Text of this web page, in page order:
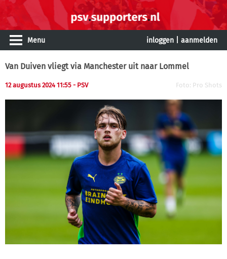
Menu inloggen aanmelden
Van Duiven vliegt via Manchester uit naar Lommel
12 augustus 2024 11:55 - PSV Foto: Pro Shots